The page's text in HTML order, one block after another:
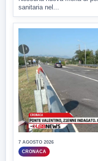
sanitaria nel...
7 AGOSTO 2026
CRONACA